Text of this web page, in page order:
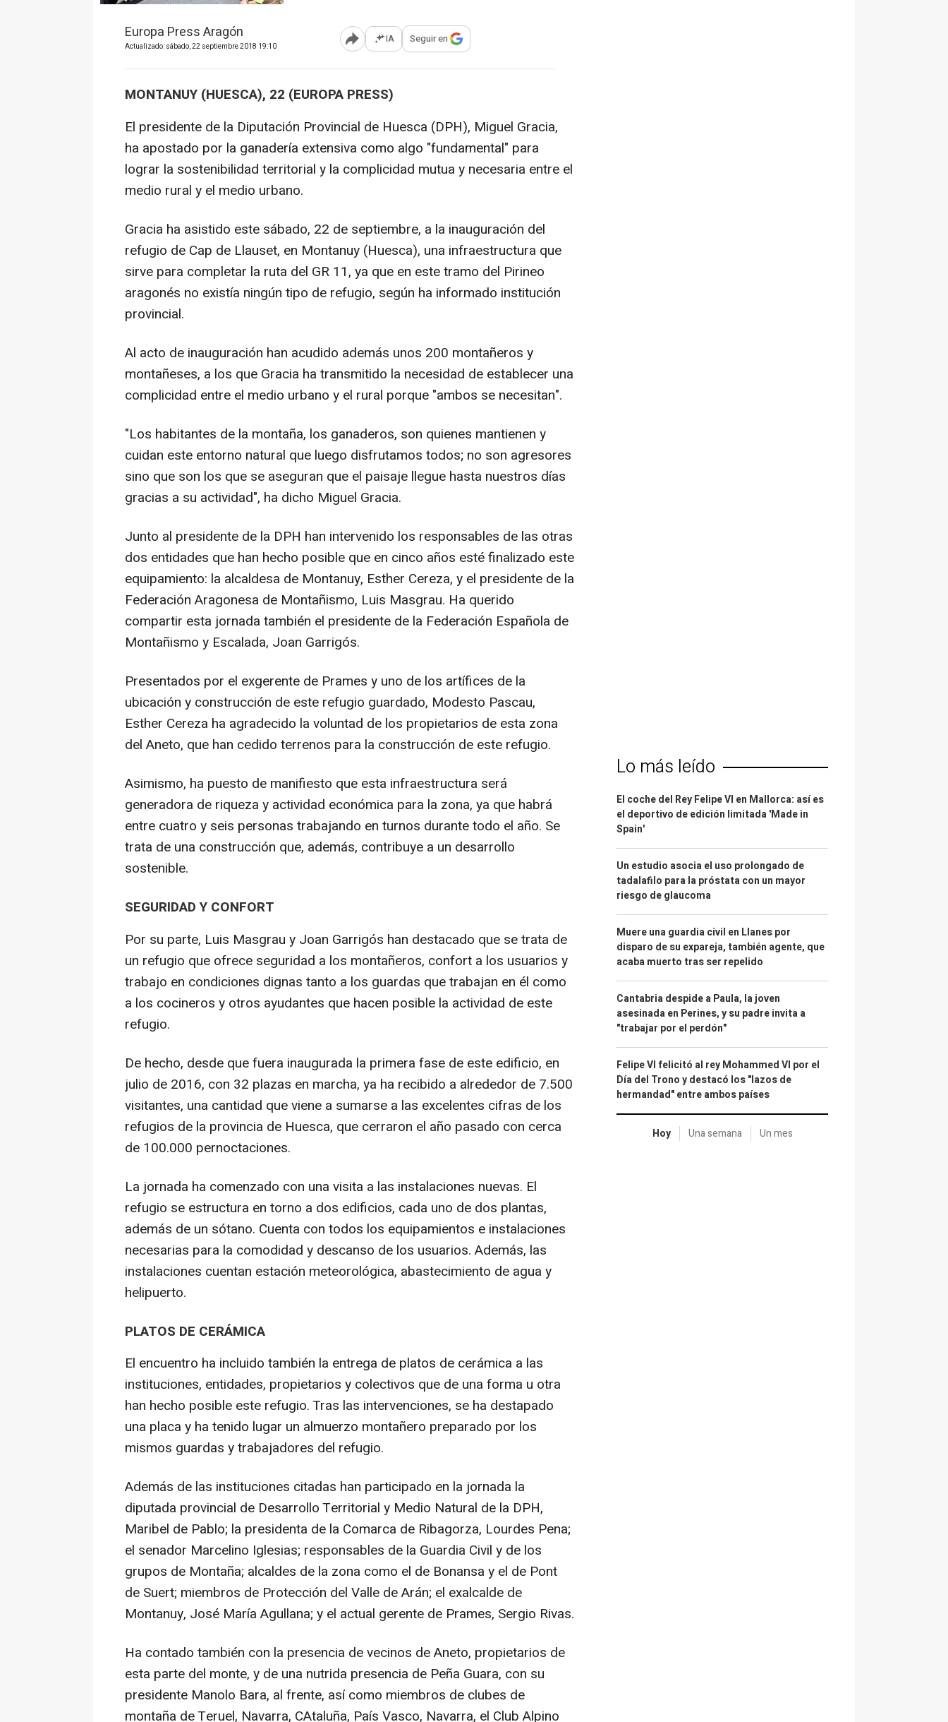
Europa Press Aragón
Actualizado: sábado, 22 septiembre 2018 19:10 Abrir opciones para compartir
IA Seguir en
MONTANUY (HUESCA), 22 (EUROPA PRESS)
El presidente de la Diputación Provincial de Huesca (DPH), Miguel Gracia,
ha apostado por la ganadería extensiva como algo "fundamental" para
lograr la sostenibilidad territorial y la complicidad mutua y necesaria entre el
medio rural y el medio urbano.
Gracia ha asistido este sábado, 22 de septiembre, a la inauguración del
refugio de Cap de Llauset, en Montanuy (Huesca), una infraestructura que
sirve para completar la ruta del GR 11, ya que en este tramo del Pirineo
aragonés no existía ningún tipo de refugio, según ha informado institución
provincial.
Al acto de inauguración han acudido además unos 200 montañeros y
montañeses, a los que Gracia ha transmitido la necesidad de establecer una
complicidad entre el medio urbano y el rural porque "ambos se necesitan".
"Los habitantes de la montaña, los ganaderos, son quienes mantienen y
cuidan este entorno natural que luego disfrutamos todos; no son agresores
sino que son los que se aseguran que el paisaje llegue hasta nuestros días
gracias a su actividad", ha dicho Miguel Gracia.
Junto al presidente de la DPH han intervenido los responsables de las otras
dos entidades que han hecho posible que en cinco años esté finalizado este
equipamiento: la alcaldesa de Montanuy, Esther Cereza, y el presidente de la
Federación Aragonesa de Montañismo, Luis Masgrau. Ha querido
compartir esta jornada también el presidente de la Federación Española de
Montañismo y Escalada, Joan Garrigós.
Presentados por el exgerente de Prames y uno de los artífices de la
ubicación y construcción de este refugio guardado, Modesto Pascau,
Esther Cereza ha agradecido la voluntad de los propietarios de esta zona
del Aneto, que han cedido terrenos para la construcción de este refugio.
Asimismo, ha puesto de manifiesto que esta infraestructura será
generadora de riqueza y actividad económica para la zona, ya que habrá
entre cuatro y seis personas trabajando en turnos durante todo el año. Se
trata de una construcción que, además, contribuye a un desarrollo
sostenible.
SEGURIDAD Y CONFORT
Por su parte, Luis Masgrau y Joan Garrigós han destacado que se trata de
un refugio que ofrece seguridad a los montañeros, confort a los usuarios y
trabajo en condiciones dignas tanto a los guardas que trabajan en él como
a los cocineros y otros ayudantes que hacen posible la actividad de este
refugio.
De hecho, desde que fuera inaugurada la primera fase de este edificio, en
julio de 2016, con 32 plazas en marcha, ya ha recibido a alrededor de 7.500
visitantes, una cantidad que viene a sumarse a las excelentes cifras de los
refugios de la provincia de Huesca, que cerraron el año pasado con cerca
de 100.000 pernoctaciones.
La jornada ha comenzado con una visita a las instalaciones nuevas. El
refugio se estructura en torno a dos edificios, cada uno de dos plantas,
además de un sótano. Cuenta con todos los equipamientos e instalaciones
necesarias para la comodidad y descanso de los usuarios. Además, las
instalaciones cuentan estación meteorológica, abastecimiento de agua y
helipuerto.
PLATOS DE CERÁMICA
El encuentro ha incluido también la entrega de platos de cerámica a las
instituciones, entidades, propietarios y colectivos que de una forma u otra
han hecho posible este refugio. Tras las intervenciones, se ha destapado
una placa y ha tenido lugar un almuerzo montañero preparado por los
mismos guardas y trabajadores del refugio.
Además de las instituciones citadas han participado en la jornada la
diputada provincial de Desarrollo Territorial y Medio Natural de la DPH,
Maribel de Pablo; la presidenta de la Comarca de Ribagorza, Lourdes Pena;
el senador Marcelino Iglesias; responsables de la Guardia Civil y de los
grupos de Montaña; alcaldes de la zona como el de Bonansa y el de Pont
de Suert; miembros de Protección del Valle de Arán; el exalcalde de
Montanuy, José María Agullana; y el actual gerente de Prames, Sergio Rivas.
Ha contado también con la presencia de vecinos de Aneto, propietarios de
esta parte del monte, y de una nutrida presencia de Peña Guara, con su
presidente Manolo Bara, al frente, así como miembros de clubes de
montaña de Teruel, Navarra, CAtaluña, País Vasco, Navarra, el Club Alpino
Lo más leído
El coche del Rey Felipe VI en Mallorca: así es
el deportivo de edición limitada 'Made in
Spain'
Un estudio asocia el uso prolongado de
tadalafilo para la próstata con un mayor
riesgo de glaucoma
Muere una guardia civil en Llanes por
disparo de su expareja, también agente, que
acaba muerto tras ser repelido
Cantabria despide a Paula, la joven
asesinada en Perines, y su padre invita a
"trabajar por el perdón"
Felipe VI felicitó al rey Mohammed VI por el
Día del Trono y destacó los "lazos de
hermandad" entre ambos países
Hoy Una semana Un mes